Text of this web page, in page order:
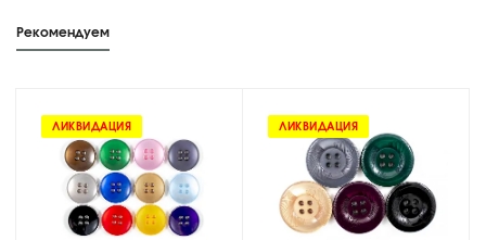
Рекомендуем
ЛИКВИДАЦИЯ ЛИКВИДАЦИЯ